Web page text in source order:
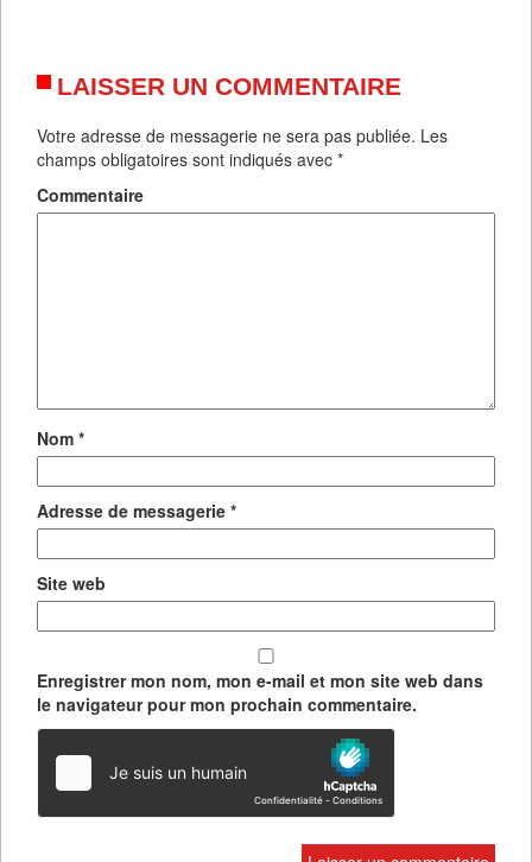
LAISSER UN COMMENTAIRE
Votre adresse de messagerie ne sera pas publiée. Les
champs obligatoires sont indiqués avec *
Commentaire
Nom *
Adresse de messagerie *
Site web
Enregistrer mon nom, mon e-mail et mon site web dans
le navigateur pour mon prochain commentaire.